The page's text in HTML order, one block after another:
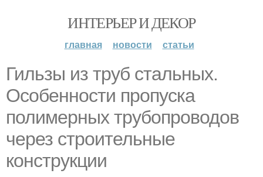
ИНТЕРЬЕР И ДЕКОР
главная новости статьи
Гильзы из труб стальных.
Особенности пропуска
полимерных трубопроводов
через строительные
конструкции